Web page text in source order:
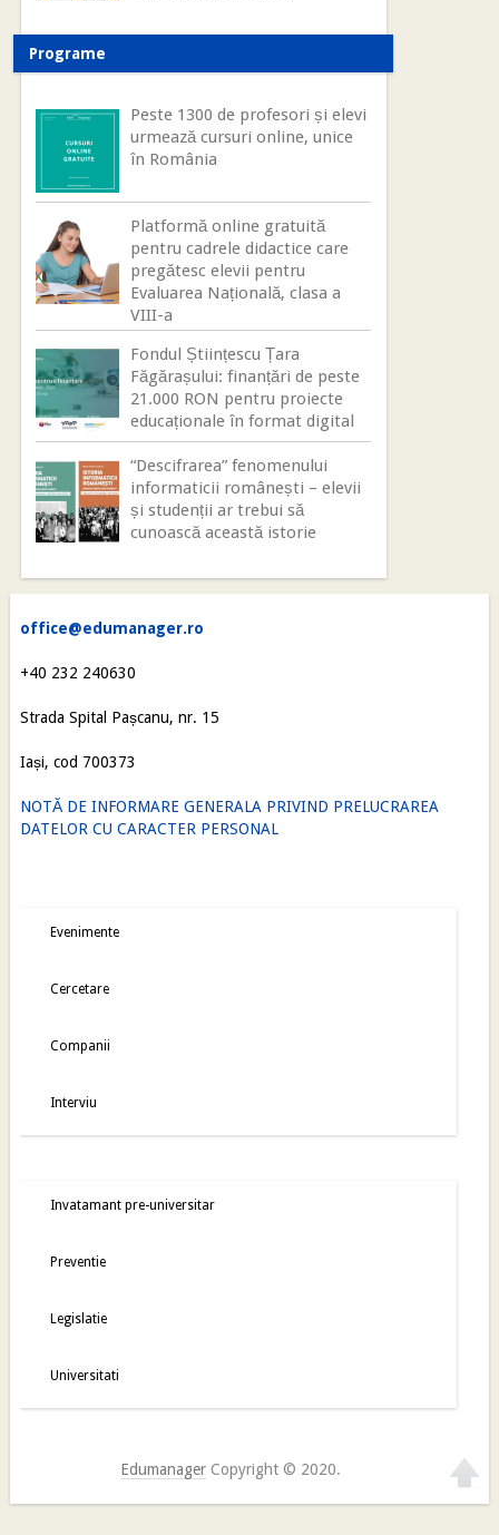
Programe
Peste 1300 de profesori și elevi
urmează cursuri online, unice
în România
Platformă online gratuită
pentru cadrele didactice care
pregătesc elevii pentru
Evaluarea Națională, clasa a
VIII-a
Fondul Științescu Țara
Făgărașului: finanțări de peste
21.000 RON pentru proiecte
educaționale în format digital
“Descifrarea” fenomenului
informaticii românești – elevii
și studenții ar trebui să
cunoască această istorie
office@edumanager.ro
+40 232 240630
Strada Spital Pașcanu, nr. 15
Iași, cod 700373
NOTĂ DE INFORMARE GENERALA PRIVIND PRELUCRAREA
DATELOR CU CARACTER PERSONAL
Evenimente
Cercetare
Companii
Interviu
Invatamant pre-universitar
Preventie
Legislatie
Universitati
EdumanagerCopyright © 2020.